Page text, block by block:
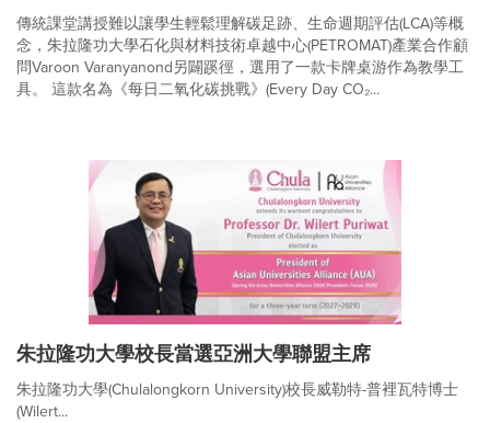
傳統課堂講授難以讓學生輕鬆理解碳足跡、生命週期評估(LCA)等概
念，朱拉隆功大學石化與材料技術卓越中心(PETROMAT)產業合作顧
問Varoon Varanyanond另闢蹊徑，選用了一款卡牌桌游作為教學工
具。 這款名為《每日二氧化碳挑戰》(Every Day CO₂...
朱拉隆功大學校長當選亞洲大學聯盟主席
朱拉隆功大學(Chulalongkorn University)校長威勒特-普裡瓦特博士
(Wilert...